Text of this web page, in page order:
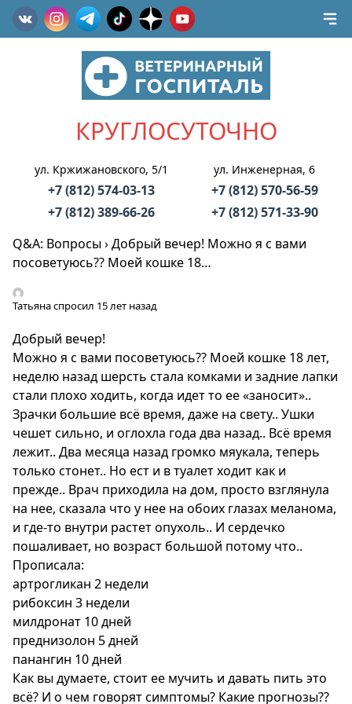
КРУГЛОСУТОЧНО
ул. Кржижановского, 5/1
+7 (812) 574-03-13
+7 (812) 389-66-26
ул. Инженерная, 6
+7 (812) 570-56-59
+7 (812) 571-33-90
Q&A: Вопросы›Добрый вечер! Можно я с вами
посоветуюсь?? Моей кошке 18…
Татьянаспросил 15 лет назад
Добрый вечер!
Можно я с вами посоветуюсь?? Моей кошке 18 лет,
неделю назад шерсть стала комками и задние лапки
стали плохо ходить, когда идет то ее «заносит»..
Зрачки большие всё время, даже на свету.. Ушки
чешет сильно, и оглохла года два назад.. Всё время
лежит.. Два месяца назад громко мяукала, теперь
только стонет.. Но ест и в туалет ходит как и
прежде.. Врач приходила на дом, просто взглянула
на нее, сказала что у нее на обоих глазах меланома,
и где-то внутри растет опухоль.. И сердечко
пошаливает, но возраст большой потому что..
Прописала:
артрогликан 2 недели
рибоксин 3 недели
милдронат 10 дней
преднизолон 5 дней
панангин 10 дней
Как вы думаете, стоит ее мучить и давать пить это
всё? И о чем говорят симптомы? Какие прогнозы??